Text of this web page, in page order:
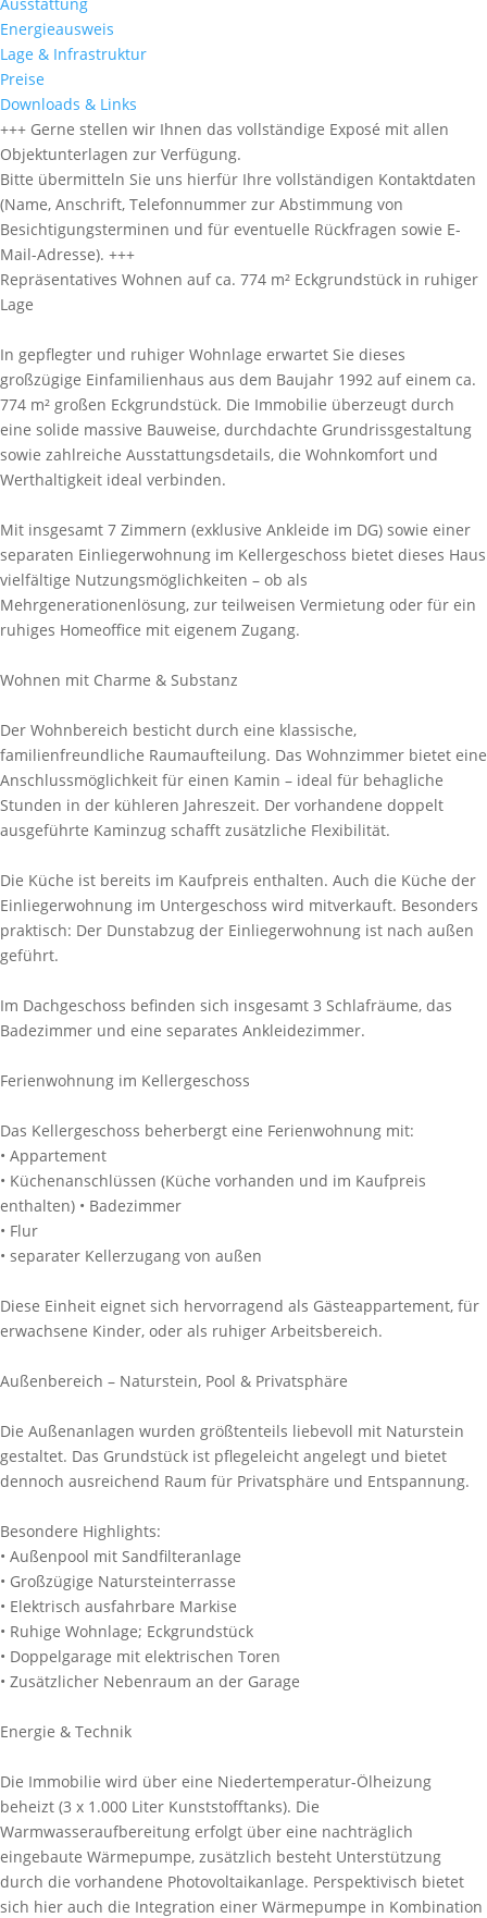
Energieausweis
Lage & Infrastruktur
Preise
Downloads & Links
+++ Gerne stellen wir Ihnen das vollständige Exposé mit allen
Objektunterlagen zur Verfügung.
Bitte übermitteln Sie uns hierfür Ihre vollständigen Kontaktdaten
(Name, Anschrift, Telefonnummer zur Abstimmung von
Besichtigungsterminen und für eventuelle Rückfragen sowie E-
Mail-Adresse). +++
Repräsentatives Wohnen auf ca. 774 m² Eckgrundstück in ruhiger
Lage
In gepflegter und ruhiger Wohnlage erwartet Sie dieses
großzügige Einfamilienhaus aus dem Baujahr 1992 auf einem ca.
774 m² großen Eckgrundstück. Die Immobilie überzeugt durch
eine solide massive Bauweise, durchdachte Grundrissgestaltung
sowie zahlreiche Ausstattungsdetails, die Wohnkomfort und
Werthaltigkeit ideal verbinden.
Mit insgesamt 7 Zimmern (exklusive Ankleide im DG) sowie einer
separaten Einliegerwohnung im Kellergeschoss bietet dieses Haus
vielfältige Nutzungsmöglichkeiten – ob als
Mehrgenerationenlösung, zur teilweisen Vermietung oder für ein
ruhiges Homeoffice mit eigenem Zugang.
Wohnen mit Charme & Substanz
Der Wohnbereich besticht durch eine klassische,
familienfreundliche Raumaufteilung. Das Wohnzimmer bietet eine
Anschlussmöglichkeit für einen Kamin – ideal für behagliche
Stunden in der kühleren Jahreszeit. Der vorhandene doppelt
ausgeführte Kaminzug schafft zusätzliche Flexibilität.
Die Küche ist bereits im Kaufpreis enthalten. Auch die Küche der
Einliegerwohnung im Untergeschoss wird mitverkauft. Besonders
praktisch: Der Dunstabzug der Einliegerwohnung ist nach außen
geführt.
Im Dachgeschoss befinden sich insgesamt 3 Schlafräume, das
Badezimmer und eine separates Ankleidezimmer.
Ferienwohnung im Kellergeschoss
Das Kellergeschoss beherbergt eine Ferienwohnung mit:
• Appartement
• Küchenanschlüssen (Küche vorhanden und im Kaufpreis
enthalten) • Badezimmer
• Flur
• separater Kellerzugang von außen
Diese Einheit eignet sich hervorragend als Gästeappartement, für
erwachsene Kinder, oder als ruhiger Arbeitsbereich.
Außenbereich – Naturstein, Pool & Privatsphäre
Die Außenanlagen wurden größtenteils liebevoll mit Naturstein
gestaltet. Das Grundstück ist pflegeleicht angelegt und bietet
dennoch ausreichend Raum für Privatsphäre und Entspannung.
Besondere Highlights:
• Außenpool mit Sandfilteranlage
• Großzügige Natursteinterrasse
• Elektrisch ausfahrbare Markise
• Ruhige Wohnlage; Eckgrundstück
• Doppelgarage mit elektrischen Toren
• Zusätzlicher Nebenraum an der Garage
Energie & Technik
Die Immobilie wird über eine Niedertemperatur-Ölheizung
beheizt (3 x 1.000 Liter Kunststofftanks). Die
Warmwasseraufbereitung erfolgt über eine nachträglich
eingebaute Wärmepumpe, zusätzlich besteht Unterstützung
durch die vorhandene Photovoltaikanlage. Perspektivisch bietet
sich hier auch die Integration einer Wärmepumpe in Kombination